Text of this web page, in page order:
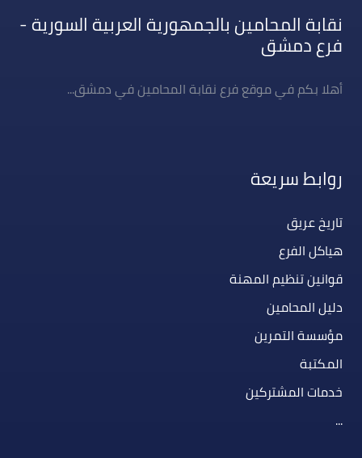
نقابة المحامين بالجمهورية العربية السورية -
فرع دمشق
أهلا بكم في موقع فرع نقابة المحامين في دمشق...
روابط سريعة
تاريخ عريق
هياكل الفرع
قوانين تنظيم المهنة
دليل المحامين
مؤسسة التمرين
المكتبة
خدمات المشتركين
...